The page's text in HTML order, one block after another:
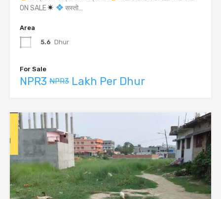
ON SALE
सस्तो…
Area
5.6 Dhur
For Sale
NPR3 NPR3 Lakh Per Dhur